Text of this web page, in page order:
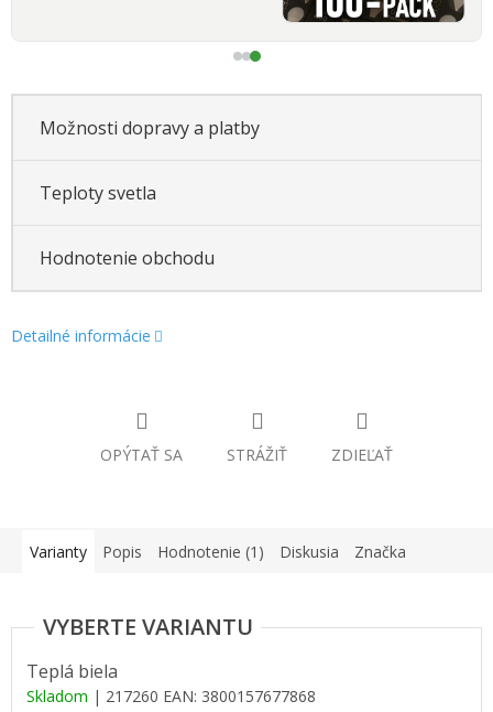
Možnosti dopravy a platby
Teploty svetla
Hodnotenie obchodu
Detailné informácie
OPÝTAŤ SA STRÁŽIŤ ZDIEĽAŤ
Varianty Popis Hodnotenie (1) Diskusia Značka
Teplá biela
Skladom | 217260 EAN: 3800157677868